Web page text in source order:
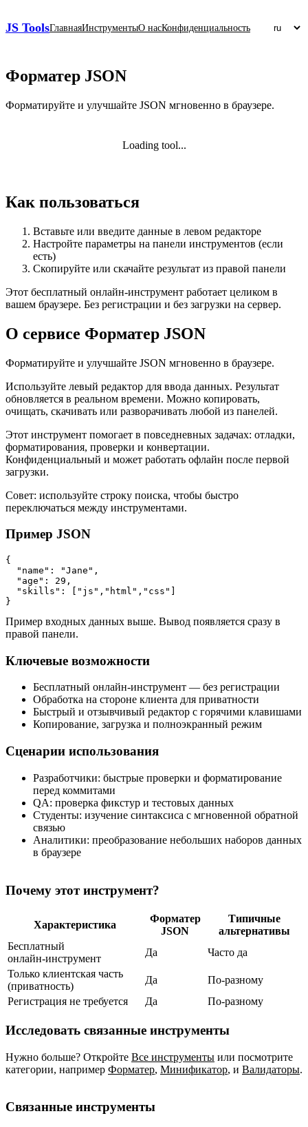
JS ToolsГлавнаяИнструментыО насКонфиденциальность
Форматер JSON
Форматируйте и улучшайте JSON мгновенно в браузере.
Loading tool...
Как пользоваться
Вставьте или введите данные в левом редакторе
Настройте параметры на панели инструментов (если
есть)
Скопируйте или скачайте результат из правой панели
Этот бесплатный онлайн‑инструмент работает целиком в
вашем браузере. Без регистрации и без загрузки на сервер.
О сервисе Форматер JSON
Форматируйте и улучшайте JSON мгновенно в браузере.
Используйте левый редактор для ввода данных. Результат
обновляется в реальном времени. Можно копировать,
очищать, скачивать или разворачивать любой из панелей.
Этот инструмент помогает в повседневных задачах: отладки,
форматирования, проверки и конвертации.
Конфиденциальный и может работать офлайн после первой
загрузки.
Совет: используйте строку поиска, чтобы быстро
переключаться между инструментами.
Пример JSON
{
  "name": "Jane",
  "age": 29,
  "skills": ["js","html","css"]
}
Пример входных данных выше. Вывод появляется сразу в
правой панели.
Ключевые возможности
Бесплатный онлайн‑инструмент — без регистрации
Обработка на стороне клиента для приватности
Быстрый и отзывчивый редактор с горячими клавишами
Копирование, загрузка и полноэкранный режим
Сценарии использования
Разработчики: быстрые проверки и форматирование
перед коммитами
QA: проверка фикстур и тестовых данных
Студенты: изучение синтаксиса с мгновенной обратной
связью
Аналитики: преобразование небольших наборов данных
в браузере
Почему этот инструмент?
Характеристика
Форматер
JSON
Типичные
альтернативы
Бесплатный
онлайн‑инструмент
Да
Часто да
Только клиентская часть
(приватность)
Да
По‑разному
Регистрация не требуется
Да По‑разному
Исследовать связанные инструменты
Нужно больше? Откройте Все инструменты или посмотрите
категории, например Форматер, Минификатор, и Валидаторы.
Связанные инструменты